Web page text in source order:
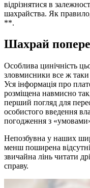
відрізнятися в
шахрайства. Як
**.
Шахрай
Особлива цинічність
зловмисники все ж
Уся інформація про
розміщена навмисно
перший погляд для
особистого введення
погодження з
Непозбувна у наших
менш поширена
звичайна лінь читати
справу.